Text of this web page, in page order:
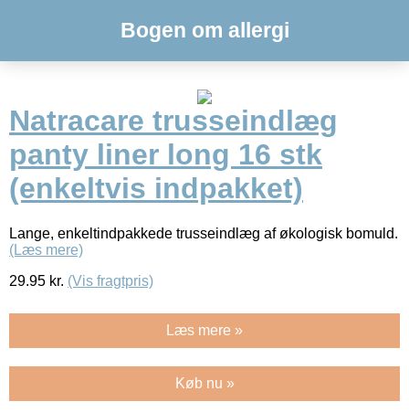
Bogen om allergi
Natracare trusseindlæg
panty liner long 16 stk
(enkeltvis indpakket)
Lange, enkeltindpakkede trusseindlæg af økologisk bomuld.
(Læs mere)
29.95 kr. (Vis fragtpris)
Læs mere »
Køb nu »